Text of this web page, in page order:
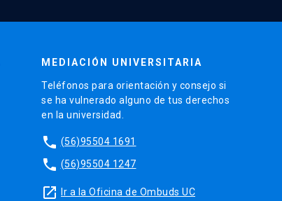
MEDIACIÓN UNIVERSITARIA
Teléfonos para orientación y consejo si
se ha vulnerado alguno de tus derechos
en la universidad.
phone (56)95504 1691
phone (56)95504 1247
launch Ir a la Oficina de Ombuds UC